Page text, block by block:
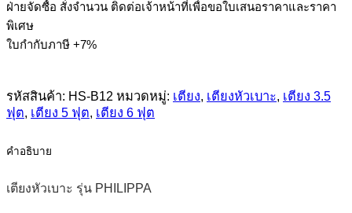
เบาะ
รุ่น
PHILIPPA
ฝ่ายจัดซื้อ สั่งจำนวน ติดต่อเจ้าหน้าที่เพื่อขอใบเสนอราคาและราคา
พิเศษ
ใบกำกับภาษี +7%
รหัสสินค้า: HS-B12 หมวดหมู่: เตียง เตียงหัวเบาะ เตียง 3.5
ฟุต เตียง 5 ฟุต เตียง 6 ฟุต
คำอธิบาย
เตียงหัวเบาะ รุ่น PHILIPPA